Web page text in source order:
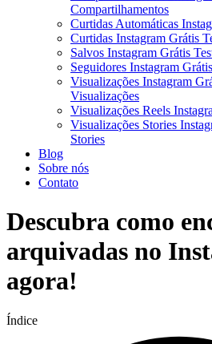
Compartilhamentos
Curtidas Automáticas
Curtidas Instagram Grátis
Salvos Instagram Grátis
Seguidores Instagram
Visualizações Instagram
Visualizações
Visualizações Reels
Visualizações Stories
Stories
Blog
Sobre nós
Contato
Descubra como
arquivadas no
agora!
Índice